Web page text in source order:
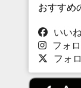
おすすめ
いい
フォ
フォ